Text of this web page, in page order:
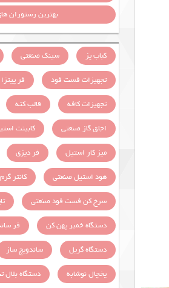
بهترین رستوران
کباب پز سینک صنعتی
تجهیزات فست فود
فر پیتزا
تجهیزات کافه
قالب کته
اجاق گاز صنعتی
کابینت
میز کار استیل
فر دیزی
هود استیل صنعتی
کانتر گرم
سرخ کن فست فود صنعتی
دستگاه خمیر پهن کن
فر
دستگاه گریل
ساندویچ ساز
یخچال نوشابه
دستگاه بلال